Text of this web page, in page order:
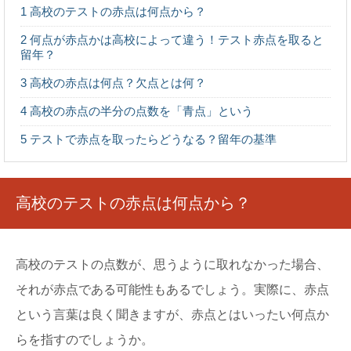
法
夜中まで受験勉強をしていると、どうしても空腹になって
しまいます。 何か食べたい！とは思っても、食べ...
日本史と世界史どっちを選択するか迷った時
の判断ポイント
大学受験の文系で迷うのが、日本史と世界史どっちにする
かという問題です。 ある程度知っている日本...
高校受験の面接マナー控え室から退室までの
基本マナーを解説
高校受験では筆記試験の他に面接試験もありますが、面接
効力と使う時のコツ
存知ですか？テストを控えた学生さんや受験生の皆さ...
1 高校のテストの赤点は何点から？
2 何点が赤点かは高校によって違う！テスト赤点を取ると
留年？
3 高校の赤点は何点？欠点とは何？
4 高校の赤点の半分の点数を「青点」という
5 テストで赤点を取ったらどうなる？留年の基準
高校のテストの赤点は何点から？
高校のテストの点数が、思うように取れなかった場合、
それが赤点である可能性もあるでしょう。実際に、赤点
という言葉は良く聞きますが、赤点とはいったい何点か
らを指すのでしょうか。